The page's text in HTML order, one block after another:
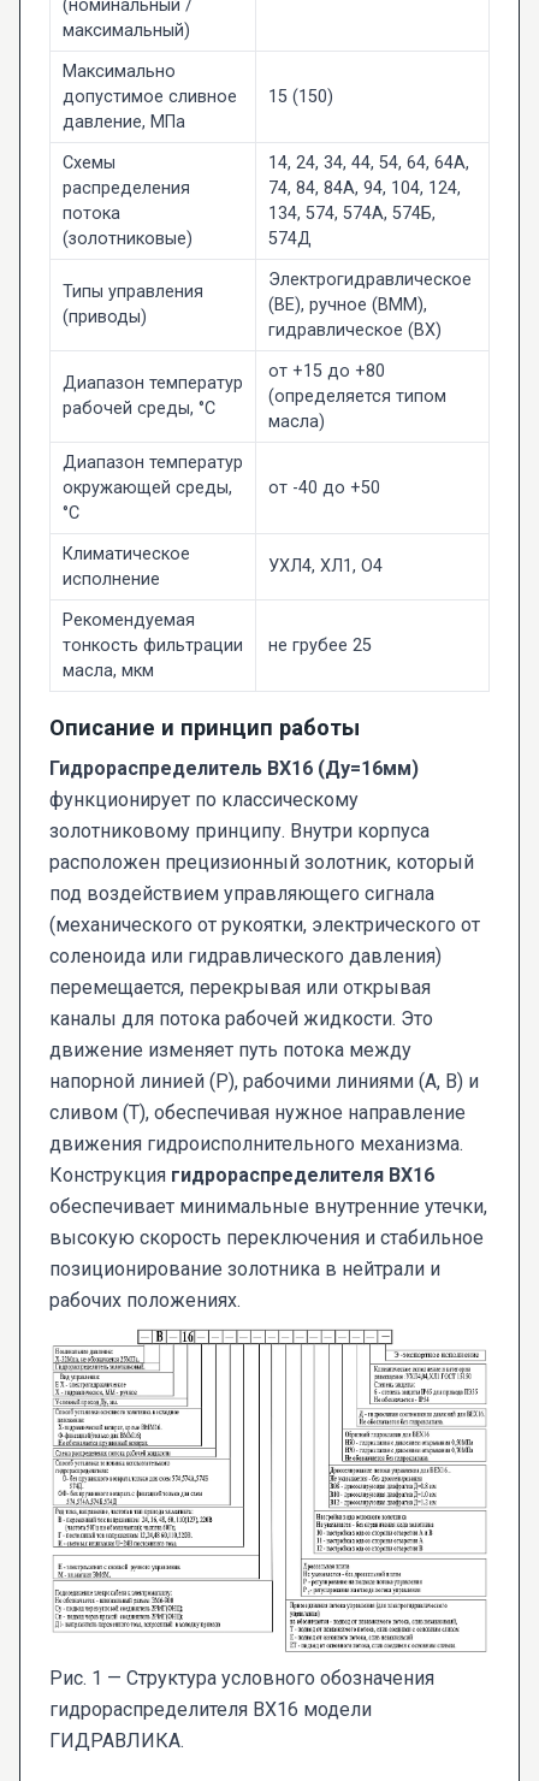
(номинальный /
максимальный)
Максимально
допустимое сливное
давление, МПа
15 (150)
Схемы
распределения
потока
(золотниковые)
14, 24, 34, 44, 54, 64, 64А,
74, 84, 84А, 94, 104, 124,
134, 574, 574А, 574Б,
574Д
Типы управления
(приводы)
Электрогидравлическое
(ВЕ), ручное (ВММ),
гидравлическое (ВХ)
Диапазон температур
рабочей среды, °C
от +15 до +80
(определяется типом
масла)
Диапазон температур
окружающей среды,
°C
от -40 до +50
Климатическое
исполнение
УХЛ4, ХЛ1, O4
Рекомендуемая
тонкость фильтрации
масла, мкм
не грубее 25
Описание и принцип работы
Гидрораспределитель ВХ16 (Ду=16мм)
функционирует по классическому
золотниковому принципу. Внутри корпуса
расположен прецизионный золотник, который
под воздействием управляющего сигнала
(механического от рукоятки, электрического от
соленоида или гидравлического давления)
перемещается, перекрывая или открывая
каналы для потока рабочей жидкости. Это
движение изменяет путь потока между
напорной линией (P), рабочими линиями (A, B) и
сливом (T), обеспечивая нужное направление
движения гидроисполнительного механизма.
Конструкция гидрораспределителя ВХ16
обеспечивает минимальные внутренние утечки,
высокую скорость переключения и стабильное
позиционирование золотника в нейтрали и
рабочих положениях.
Рис. 1 — Структура условного обозначения
гидрораспределителя ВХ16 модели
ГИДРАВЛИКА.